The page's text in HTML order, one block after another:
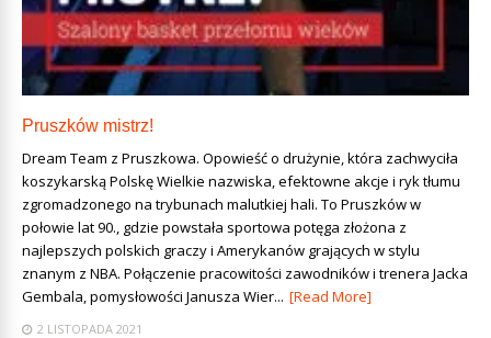
Pruszków mistrz!
Dream Team z Pruszkowa. Opowieść o drużynie, która zachwyciła
koszykarską Polskę Wielkie nazwiska, efektowne akcje i ryk tłumu
zgromadzonego na trybunach malutkiej hali. To Pruszków w
połowie lat 90., gdzie powstała sportowa potęga złożona z
najlepszych polskich graczy i Amerykanów grających w stylu
znanym z NBA. Połączenie pracowitości zawodników i trenera Jacka
Gembala, pomysłowości Janusza Wier... [Read More]
2 LISTOPADA 2021